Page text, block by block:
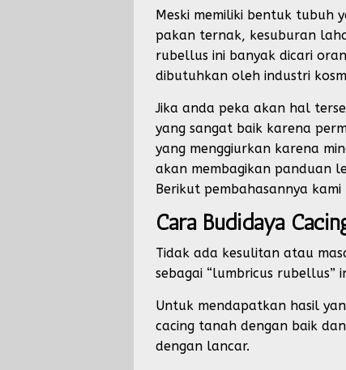
Meski memiliki bentuk tubuh
pakan ternak, kesuburan
rubellus ini banyak dicari
dibutuhkan oleh industri
Jika anda peka akan hal
yang sangat baik karena
yang menggiurkan karena
akan membagikan panduan
Berikut pembahasannya
Cara Budidaya
Tidak ada kesulitan atau
sebagai “lumbricus
Untuk mendapatkan hasil
cacing tanah dengan baik
dengan lancar.